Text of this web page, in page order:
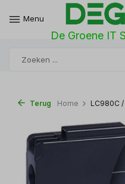
Menu
De Groene IT
Terug Home LC980C /